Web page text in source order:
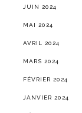
JUIN 2024
MAI 2024
AVRIL 2024
MARS 2024
FÉVRIER 2024
JANVIER 2024